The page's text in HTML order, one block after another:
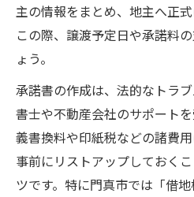
主の情報をまとめ、地主へ正式
この際、譲渡予定日や承諾料
ょう。
承諾書の作成は、法的なトラ
書士や不動産会社のサポート
義書換料や印紙税などの諸費
事前にリストアップしておく
ツです。特に門真市では「借